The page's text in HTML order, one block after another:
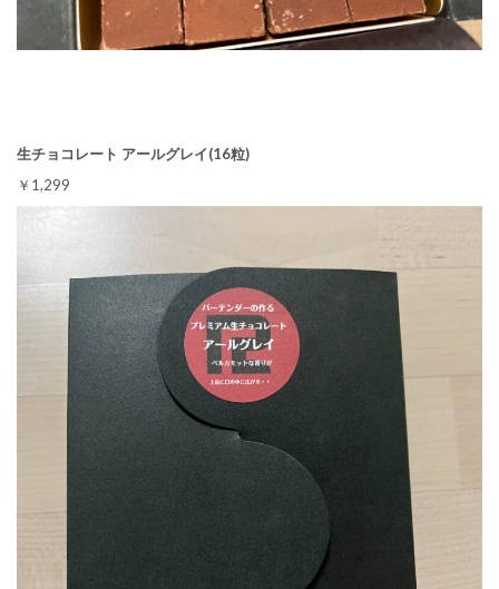
生チョコレート アールグレイ(16粒)
￥1,299